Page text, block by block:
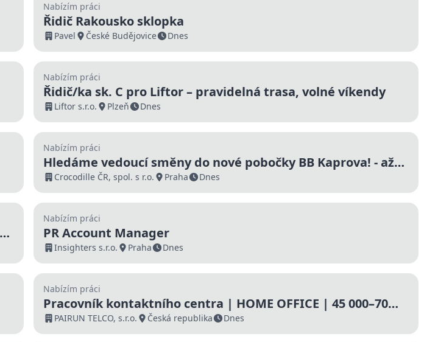
Nabízím práci
Řidič Rakousko sklopka
Pavel České Budějovice Dnes
Nabízím práci
Řidič/ka sk. C pro Liftor – pravidelná trasa, volné víkendy
Liftor s.r.o. Plzeň Dnes
Nabízím práci
Hledáme vedoucí směny do nové pobočky BB Kaprova! - až
48 600 Kč
Crocodille ČR, spol. s r.o. Praha Dnes
Nabízím práci
PR Account Manager
Insighters s.r.o. Praha Dnes
Nabízím práci
Pracovník kontaktního centra | HOME OFFICE | 45 000–70
000 Kč | Nástup ihned
PAIRUN TELCO, s.r.o. Česká republika Dnes